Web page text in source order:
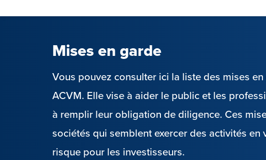
Mises en garde
Vous pouvez consulter ici la liste des mises
ACVM. Elle vise à aider le public et les
à remplir leur obligation de diligence. Ces
sociétés qui semblent exercer des activités
risque pour les investisseurs.